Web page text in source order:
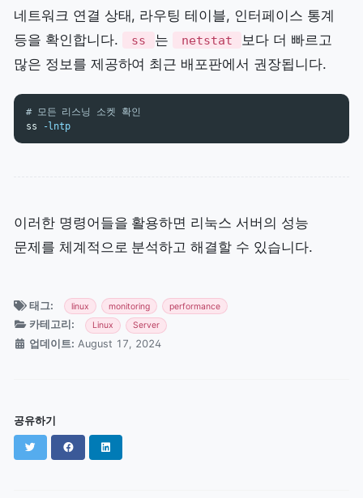
네트워크 연결 상태, 라우팅 테이블, 인터페이스 통계
등을 확인합니다.
ss 는 netstat
보다 더 빠르고
많은 정보를 제공하여 최근 배포판에서 권장됩니다.
# 모든 리스닝 소켓 확인
ss
-lntp
이러한 명령어들을 활용하면 리눅스 서버의 성능
문제를 체계적으로 분석하고 해결할 수 있습니다.
태그: linux monitoring performance
카테고리: Linux Server
업데이트: August 17, 2024
공유하기
Twitter Facebook